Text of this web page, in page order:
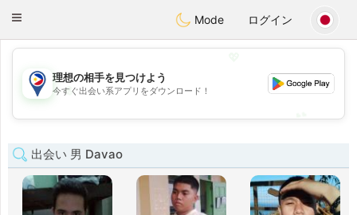
PhilippinesChat
Toggle
Mode ログイン
💖
💕
理想の相手を見つけよう
今すぐ出会い系アプリをダウンロード！
出会い 男 Davao